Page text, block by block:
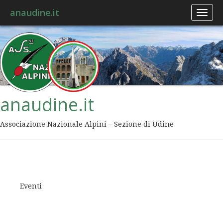
anaudine.it
anaudine.it
Associazione Nazionale Alpini – Sezione di Udine
Eventi